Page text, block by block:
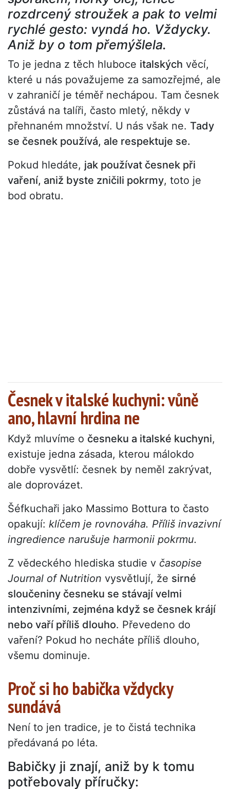
rozdrcený stroužek a pak to velmi
rychlé gesto: vyndá ho. Vždycky.
Aniž by o tom přemýšlela.
To je jedna z těch hluboce italských věcí,
které u nás považujeme za samozřejmé, ale
v zahraničí je téměř nechápou. Tam česnek
zůstává na talíři, často mletý, někdy v
přehnaném množství. U nás však ne. Tady
se česnek používá, ale respektuje se.
Pokud hledáte, jak používat česnek při
vaření, aniž byste zničili pokrmy, toto je
bod obratu.
Česnek v italské kuchyni: vůně
ano, hlavní hrdina ne
Když mluvíme o česneku a italské kuchyni,
existuje jedna zásada, kterou málokdo
dobře vysvětlí: česnek by neměl zakrývat,
ale doprovázet.
Šéfkuchaři jako Massimo Bottura to často
opakují: klíčem je rovnováha. Příliš invazivní
ingredience narušuje harmonii pokrmu.
Z vědeckého hlediska studie v časopise
Journal of Nutrition vysvětlují, že sirné
sloučeniny česneku se stávají velmi
intenzivními, zejména když se česnek krájí
nebo vaří příliš dlouho. Převedeno do
vaření? Pokud ho necháte příliš dlouho,
všemu dominuje.
Proč si ho babička vždycky
sundává
Není to jen tradice, je to čistá technika
předávaná po léta.
Babičky ji znají, aniž by k tomu
potřebovaly příručky: